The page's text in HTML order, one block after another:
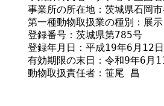
事業所の所在地：茨城県石岡
第一種動物取扱業の種別：展示
登録番号：茨城県第785号
登録年月日：平成19年6月12日
有効期限の末日：令和9年6月
動物取扱責任者：笹尾 昌